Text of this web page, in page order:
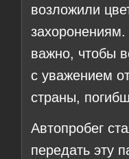
возложили
важно, чтобы
с уважением
страны,
Автопробег
передать эту